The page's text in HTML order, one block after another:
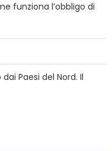
funziona l’obbligo di
Paesi del Nord. Il